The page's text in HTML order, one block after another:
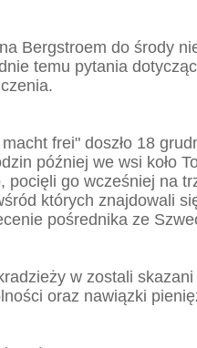
Bergstroem do środy
temu pytania
frei" doszło 18
później we wsi koło
pocięli go wcześniej na
których znajdowali
pośrednika ze
w zostali skazani
oraz nawiązki